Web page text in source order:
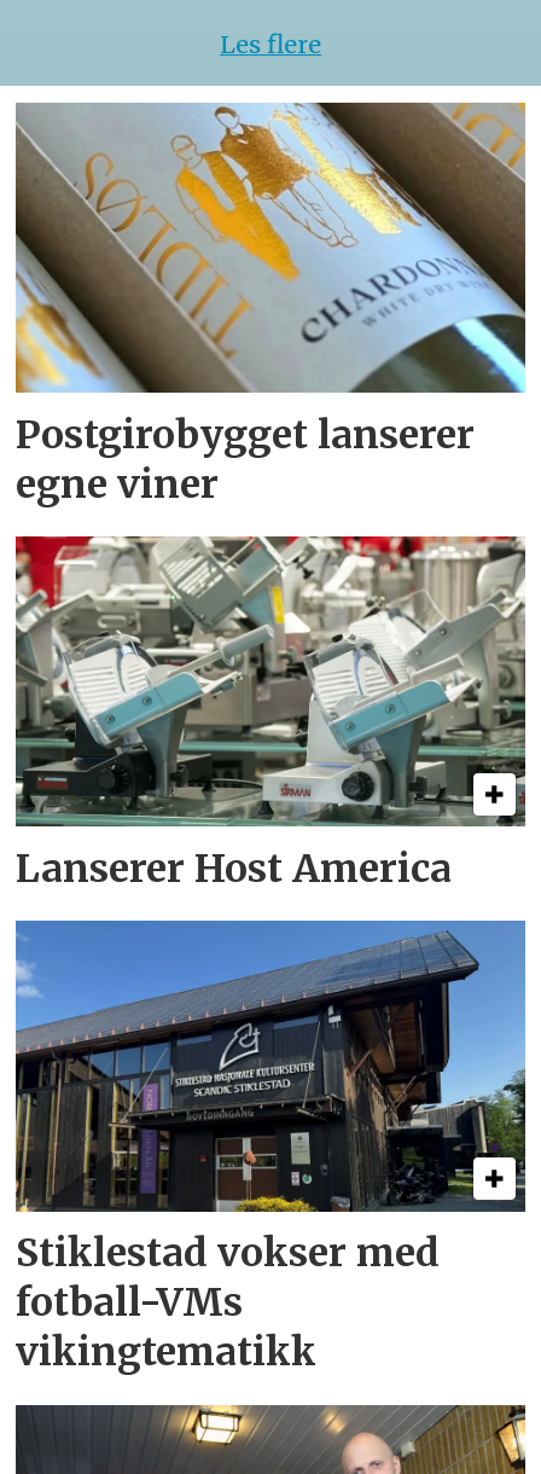
Les flere
Postgirobygget lanserer
egne viner
Lanserer Host America
Stiklestad vokser med
fotball-VMs
vikingtematikk